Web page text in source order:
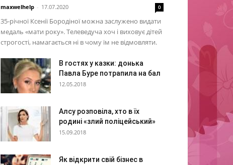
maxwelhelp - 17.07.2020 0
35-річної Ксенії Бородіної можна заслужено видати
медаль «мати року». Телеведуча хоч і виховує дітей
строгості, намагається ні в чому їм не відмовляти.
В гостях у казки: донька
Павла Буре потрапила на бал
12.05.2018
Алсу розповіла, хто в їх
родині «злий поліцейський»
15.09.2018
Як відкрити свій бізнес в